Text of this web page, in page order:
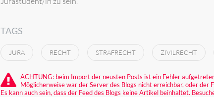
TAGS
JURA RECHT STRAFRECHT ZIVILRECHT
ACHTUNG: beim Import der neusten Posts ist ein Fehler
Möglicherweise war der Server des Blogs nicht erreichbar, oder der
Es kann auch sein, dass der Feed des Blogs keine Artikel beinhaltet.